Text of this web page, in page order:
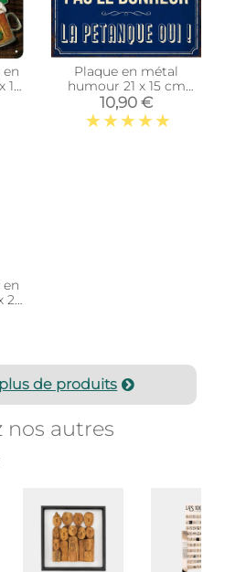
en
Plaque en métal
humour 21 x 15 cm
(Bonheur pétanque)
10,90 €
en
20
de produits
nos autres